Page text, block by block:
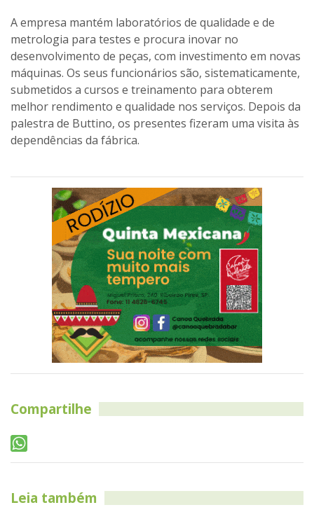
Compartilhe
Leia também
Rodovias paulistas terão alerta